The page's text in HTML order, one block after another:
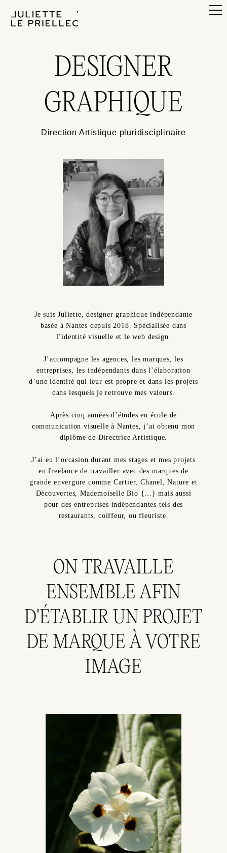
DESIGNER
GRAPHIQUE
Direction Artistique pluridisciplinaire
Je suis Juliette, designer graphique indépendante
basée à Nantes depuis 2018. Spécialisée dans
l’identité visuelle et le web design.
J’accompagne les agences, les marques, les
entreprises, les indépendants dans l’élaboration
d’une identité qui leur est propre et dans les projets
dans lesquels je retrouve mes valeurs.
Après cinq années d’études en école de
communication visuelle à Nantes, j’ai obtenu mon
diplôme de Directrice Artistique.
J’ai eu l’occasion durant mes stages et mes projets
en freelance de travailler avec des marques de
grande envergure comme Cartier, Chanel, Nature et
Découvertes, Mademoiselle Bio {...} mais aussi
pour des entreprises indépendantes tels des
restaurants, coiffeur, ou fleuriste.
ON TRAVAILLE
ENSEMBLE AFIN
D'ÉTABLIR UN PROJET
DE MARQUE À VOTRE
IMAGE